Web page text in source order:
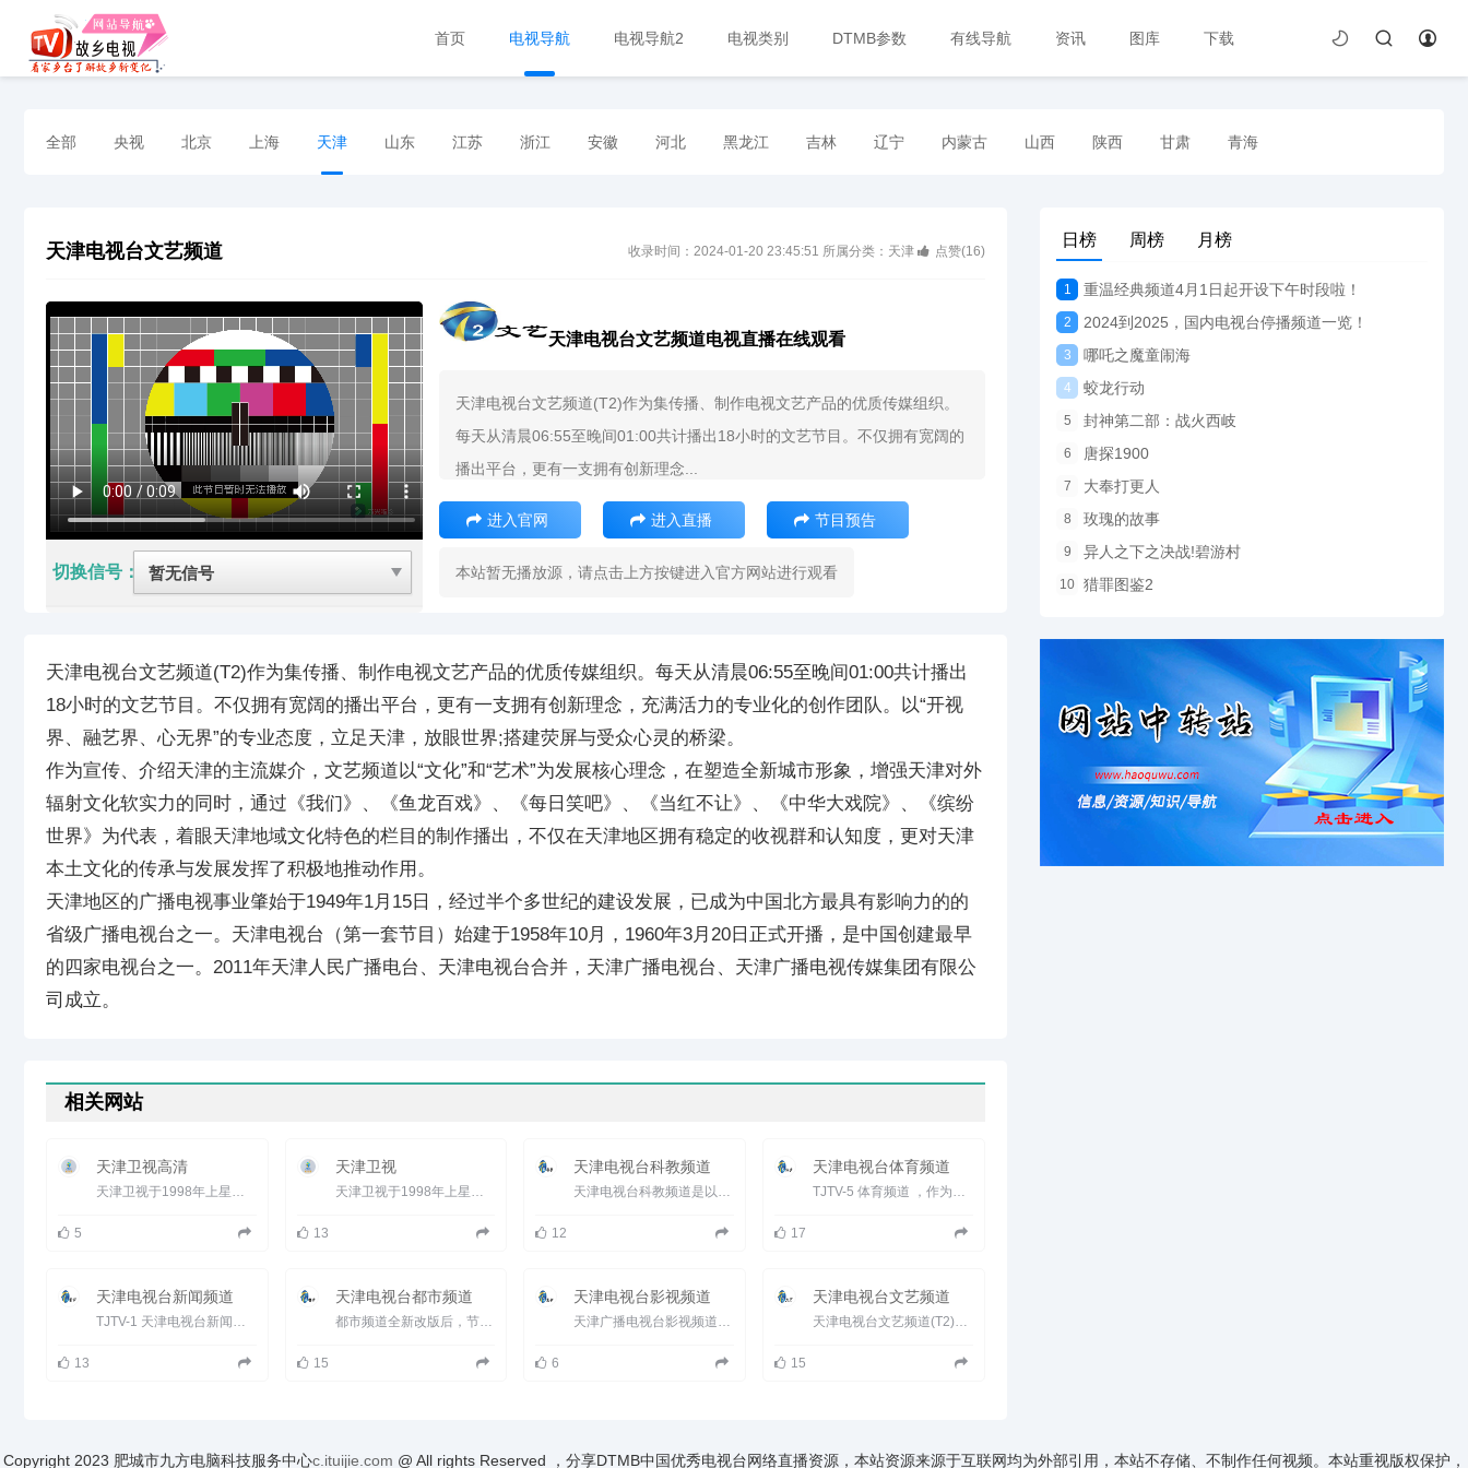
首页 电视导航 电视导航2 电视类别 DTMB参数 有线导航 资讯 图库 下载
全部 央视 北京 上海 天津 山东 江苏 浙江 安徽 河北 黑龙江 吉林 辽宁 内蒙古 山西 陕西 甘肃 青海
天津电视台文艺频道 收录时间：2024-01-20 23:45:51 所属分类：天津 点赞(16)
切换信号：
天津电视台文艺频道电视直播在线观看
天津电视台文艺频道(T2)作为集传播、制作电视文艺产品的优质传媒组织。
每天从清晨06:55至晚间01:00共计播出18小时的文艺节目。不仅拥有宽阔的
播出平台，更有一支拥有创新理念...
进入官网 进入直播 节目预告
本站暂无播放源，请点击上方按键进入官方网站进行观看
天津电视台文艺频道(T2)作为集传播、制作电视文艺产品的优质传媒组织。每天从清晨06:55至晚间01:00共计播出
18小时的文艺节目。不仅拥有宽阔的播出平台，更有一支拥有创新理念，充满活力的专业化的创作团队。以“开视
界、融艺界、心无界”的专业态度，立足天津，放眼世界;搭建荧屏与受众心灵的桥梁。
作为宣传、介绍天津的主流媒介，文艺频道以“文化”和“艺术”为发展核心理念，在塑造全新城市形象，增强天津对外
辐射文化软实力的同时，通过《我们》、《鱼龙百戏》、《每日笑吧》、《当红不让》、《中华大戏院》、《缤纷
世界》为代表，着眼天津地域文化特色的栏目的制作播出，不仅在天津地区拥有稳定的收视群和认知度，更对天津
本土文化的传承与发展发挥了积极地推动作用。
天津地区的广播电视事业肇始于1949年1月15日，经过半个多世纪的建设发展，已成为中国北方最具有影响力的的
省级广播电视台之一。天津电视台（第一套节目）始建于1958年10月，1960年3月20日正式开播，是中国创建最早
的四家电视台之一。2011年天津人民广播电台、天津电视台合并，天津广播电视台、天津广播电视传媒集团有限公
司成立。
相关网站
天津卫视高清
5
天津卫视
13
天津电视台科教频道
12
天津电视台体育频道
17
天津电视台新闻频道
13
天津电视台都市频道
都市频道全新改版后，节目分为生活服务、情感生活、都市剧场和综艺娱乐四大类。频道将&ldquo;现代都市、时尚...
15
天津电视台影视频道
6
天津电视台文艺频道
15
日榜 周榜 月榜
1 重温经典频道4月1日起开设下午时段啦！
2 2024到2025，国内电视台停播频道一览！
3 哪吒之魔童闹海
4 蛟龙行动
5 封神第二部：战火西岐
6 唐探1900
7 大奉打更人
8 玫瑰的故事
9 异人之下之决战!碧游村
10 猎罪图鉴2
Copyright 2023 肥城市九方电脑科技服务中心c.ituijie.com @ All rights Reserved ，分享DTMB中国优秀电视台网络直播资源，本站资源来源于互联网均为外部引用，本站不存储、不制作任何视频。本站重视版权保护，